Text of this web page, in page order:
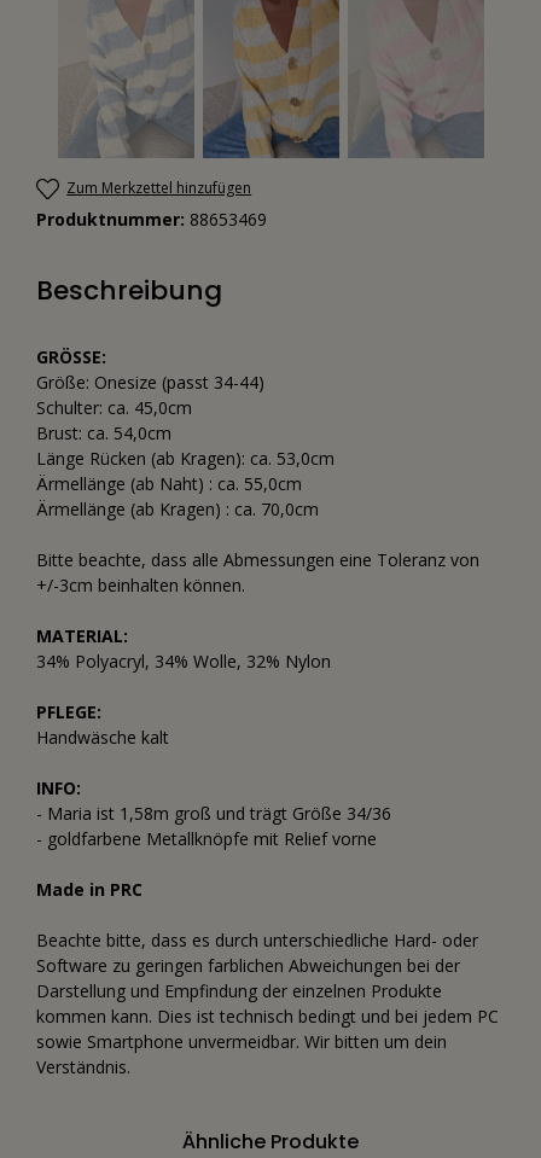
Zum Merkzettel hinzufügen
Produktnummer: 88653469
Beschreibung
GRÖSSE:
Größe: Onesize (passt 34-44)
Schulter: ca. 45,0cm
Brust: ca. 54,0cm
Länge Rücken (ab Kragen): ca. 53,0cm
Ärmellänge (ab Naht) : ca. 55,0cm
Ärmellänge (ab Kragen) : ca. 70,0cm
Bitte beachte, dass alle Abmessungen eine Toleranz von
+/-3cm beinhalten können.
MATERIAL:
34% Polyacryl, 34% Wolle, 32% Nylon
PFLEGE:
Handwäsche kalt
INFO:
- Maria ist 1,58m groß und trägt Größe 34/36
- goldfarbene Metallknöpfe mit Relief vorne
Made in PRC
Beachte bitte, dass es durch unterschiedliche Hard- oder
Software zu geringen farblichen Abweichungen bei der
Darstellung und Empfindung der einzelnen Produkte
kommen kann. Dies ist technisch bedingt und bei jedem PC
sowie Smartphone unvermeidbar. Wir bitten um dein
Verständnis.
Ähnliche Produkte